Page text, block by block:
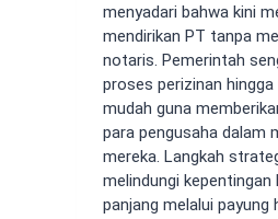
menyadari bahwa kini
mendirikan PT tanpa
notaris. Pemerintah
proses perizinan
mudah guna
para pengusaha dalam
mereka. Langkah
melindungi kepentingan
panjang melalui payung